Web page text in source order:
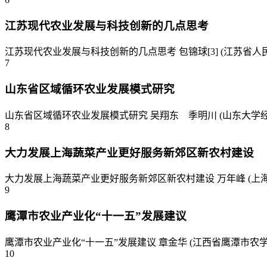
江苏现代农业发展与科技创新的几点思考
江苏现代农业发展与科技创新的几点思考 包锦球[3] (江苏省
7
山东省区域循环农业发展模式研究
山东省区域循环农业发展模式研究 吴翔东 季明川 (山东大学
8
大力发展上海蔬菜产业更好服务新郊区新农村建设
大力发展上海蔬菜产业更好服务新郊区新农村建设 万年峰 (
9
鹰潭市农业产业化“十一五”发展建议
鹰潭市农业产业化“十一五”发展建议 章金华 (江西省鹰潭市
10